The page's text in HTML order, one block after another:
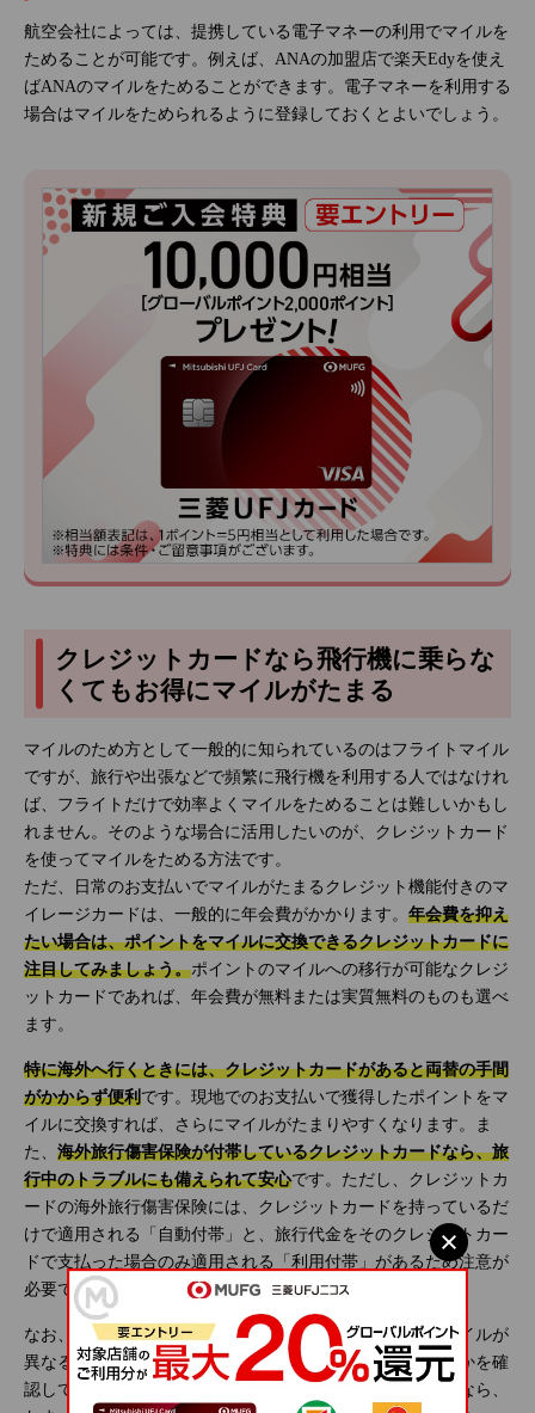
航空会社によっては、提携している電子マネーの利用でマイルを
ためることが可能です。例えば、ANAの加盟店で楽天Edyを使え
ばANAのマイルをためることができます。電子マネーを利用する
場合はマイルをためられるように登録しておくとよいでしょう。
クレジットカードなら飛行機に乗らな
くてもお得にマイルがたまる
マイルのため方として一般的に知られているのはフライトマイル
ですが、旅行や出張などで頻繁に飛行機を利用する人ではなけれ
ば、フライトだけで効率よくマイルをためることは難しいかもし
れません。そのような場合に活用したいのが、クレジットカード
を使ってマイルをためる方法です。
ただ、日常のお支払いでマイルがたまるクレジット機能付きのマ
イレージカードは、一般的に年会費がかかります。 年会費を抑え
たい場合は、ポイントをマイルに交換できるクレジットカードに
注目してみましょう。ポイントのマイルへの移行が可能なクレジ
ットカードであれば、年会費が無料または実質無料のものも選べ
ます。
特に海外へ行くときには、クレジットカードがあると両替の手間
がかからず便利です。現地でのお支払いで獲得したポイントをマ
イルに交換すれば、さらにマイルがたまりやすくなります。ま
た、 海外旅行傷害保険が付帯しているクレジットカードなら、旅
行中のトラブルにも備えられて安心です。ただし、クレジットカ
ードの海外旅行傷害保険には、クレジットカードを持っているだ
けで適用される「自動付帯」と、旅行代金をそのクレジットカー
ドで支払った場合のみ適用される「利用付帯」があるため注意が
必要です。
なお、クレジットカードによって交換できる航空会社のマイルが
異なるので、よく利用する航空会社のマイルに交換できるかを確
認しておくようにしましょう。例えば、三菱ＵＦＪカードなら、